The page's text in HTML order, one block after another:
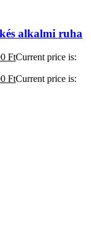
alkalmi ruha
FtCurrent price is:
FtCurrent price is: